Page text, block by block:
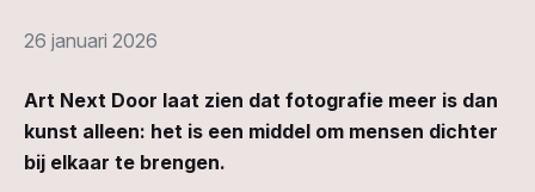
26 januari 2026
Art Next Door laat zien dat fotografie meer is dan
kunst alleen: het is een middel om mensen dichter
bij elkaar te brengen.